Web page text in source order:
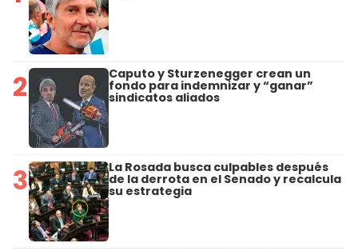
2 Caputo y Sturzenegger crean un
fondo para indemnizar y “ganar”
sindicatos aliados
3 La Rosada busca culpables después
de la derrota en el Senado y recalcula
su estrategia